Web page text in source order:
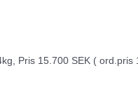
Pris 15.700 SEK ( ord.pris